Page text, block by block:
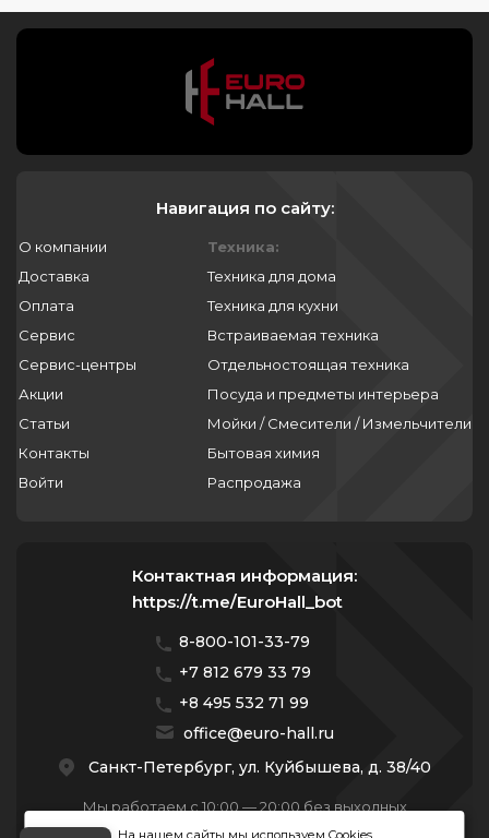
Навигация по сайту:
О компании
Доставка
Оплата
Сервис
Сервис-центры
Акции
Статьи
Контакты
Войти
Техника:
Техника для дома
Техника для кухни
Встраиваемая техника
Отдельностоящая техника
Посуда и предметы интерьера
Мойки / Смесители / Измельчители
Бытовая химия
Распродажа
Контактная информация:
https://t.me/EuroHall_bot
8-800-101-33-79
+7 812 679 33 79
+8 495 532 71 99
office@euro-hall.ru
Санкт-Петербург, ул. Куйбышева, д. 38/40
Мы работаем с 10:00 — 20:00 без выходных
На нашем сайты мы используем Cookies